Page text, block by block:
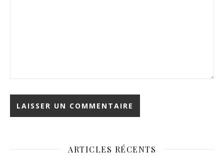
ARTICLES RÉCENTS